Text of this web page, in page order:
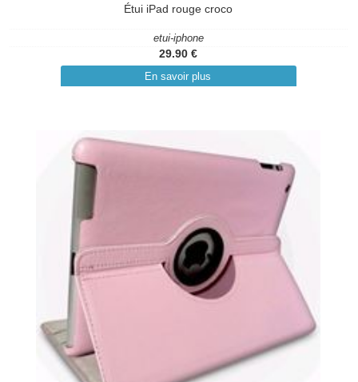
Étui iPad rouge croco
etui-iphone
29.90 €
En savoir plus